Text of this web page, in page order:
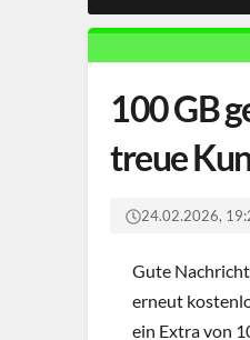
100 GB
treue
24.02.2026,
Gute
erneut
ein Extra von